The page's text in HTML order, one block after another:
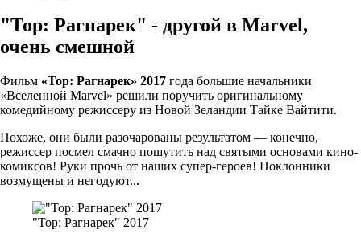
"Тор: Рагнарек" - другой в Marvel,
очень смешной
Фильм «Тор: Рагнарек» 2017 года большие начальники
«Вселенной Marvel» решили поручить оригинальному
комедийному режиссеру из Новой Зеландии Тайке Вайтити.
Похоже, они были разочарованы результатом — конечно,
режиссер посмел смачно пошутить над святыми основами кино-
комиксов! Руки прочь от наших супер-героев! Поклонники
возмущены и негодуют...
"Тор: Рагнарек" 2017